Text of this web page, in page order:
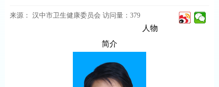
来源： 汉中市卫生健康委员会 访问量： 379
人物
简介